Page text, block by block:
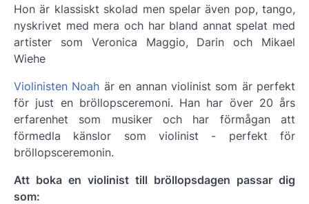
Hon är klassiskt skolad men spelar även pop, tango,
nyskrivet med mera och har bland annat spelat med
artister som Veronica Maggio, Darin och Mikael
Wiehe
Violinisten Noah är en annan violinist som är perfekt
för just en bröllopsceremoni. Han har över 20 års
erfarenhet som musiker och har förmågan att
förmedla känslor som violinist - perfekt för
bröllopsceremonin.
Att boka en violinist till bröllopsdagen passar dig
som: